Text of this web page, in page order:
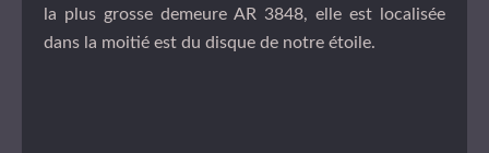
la plus grosse demeure AR 3848, elle est localisée
dans la moitié est du disque de notre étoile.